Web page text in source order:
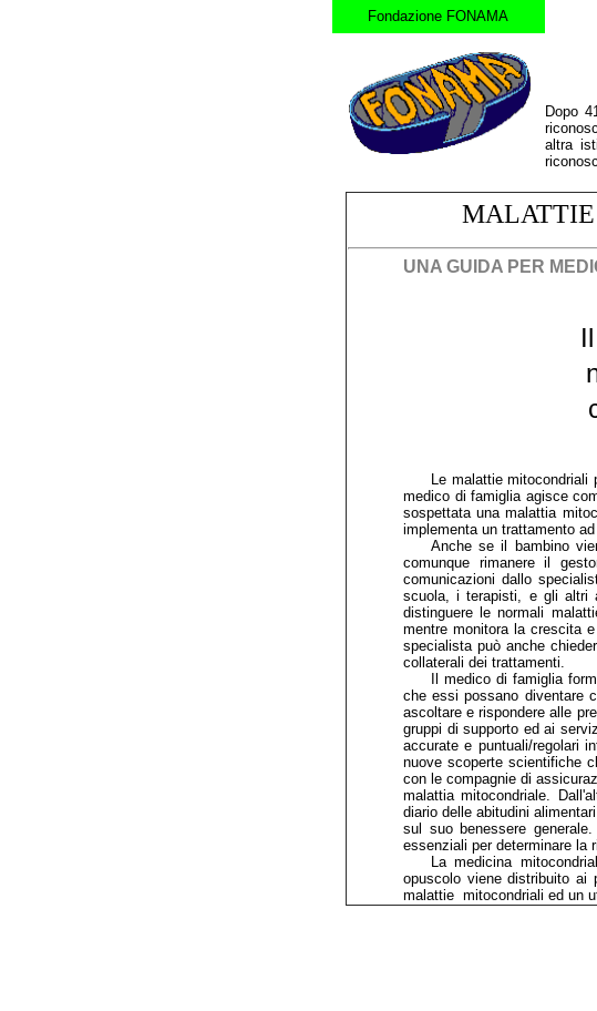
Fondazione FONAMA
Dopo
altra
UNA GUIDA PER
Le malattie mitocondriali
medico di famiglia agisce
sospettata una malattia
implementa un trattamento
Anche se il bambino
comunque rimanere il
comunicazioni dallo
scuola, i terapisti, e gli altri
distinguere le normali
mentre monitora la crescita
specialista può anche
collaterali dei trattamenti.
Il medico di famiglia
che essi possano diventare
ascoltare e rispondere alle
gruppi di supporto ed ai
accurate e puntuali/regolari
nuove scoperte scientifiche
con le compagnie di
malattia mitocondriale.
diario delle abitudini
sul suo benessere
essenziali per determinare la
La medicina
opuscolo viene distribuito ai
malattie mitocondriali ed un